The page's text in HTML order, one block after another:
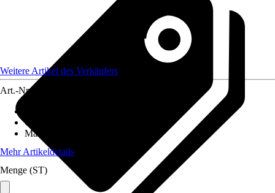
Weitere Artikel des Verkäufers
Art.-Nr.
Grundfarbe
Material
Mehr Artikeldetails
Menge (ST)